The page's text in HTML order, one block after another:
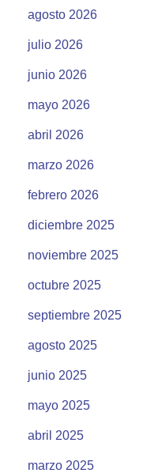
agosto 2026
julio 2026
junio 2026
mayo 2026
abril 2026
marzo 2026
febrero 2026
diciembre 2025
noviembre 2025
octubre 2025
septiembre 2025
agosto 2025
junio 2025
mayo 2025
abril 2025
marzo 2025